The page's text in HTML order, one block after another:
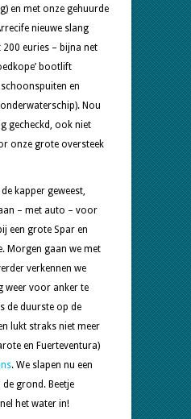
en met onze gehuurde
nieuwe slang
euries – bijna net
bootlift
en
Nou
gecheckd, ook niet
onze grote oversteek
kapper geweest,
– met auto – voor
een grote Spar en
Morgen gaan we met
verkennen we
weer voor anker te
de duurste op de
lukt straks niet meer
en Fuerteventura)
. We slapen nu een
grond. Beetje
het water in!